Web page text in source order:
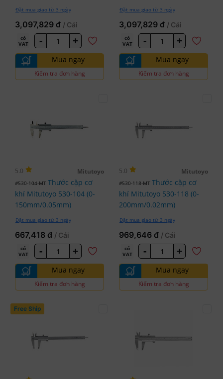
x0.01mm)
Đặt mua giao từ 3 ngày
3,097,829 đ / Cái
có
VAT
- +
Mua ngay
Kiểm tra đơn hàng
Đặt mua giao từ 3 ngày
3,097,829 đ / Cái
có
VAT
- +
Mua ngay
Kiểm tra đơn hàng
5.0 Mitutoyo
#530-104-MT Thước cặp cơ
khí Mitutoyo 530-104 (0-
150mm/0.05mm)
Đặt mua giao từ 3 ngày
667,418 đ / Cái
có
VAT
- +
Mua ngay
Kiểm tra đơn hàng
5.0 Mitutoyo
#530-118-MT Thước cặp cơ
khí Mitutoyo 530-118 (0-
200mm/0.02mm)
Đặt mua giao từ 3 ngày
969,646 đ / Cái
có
VAT
- +
Mua ngay
Kiểm tra đơn hàng
Free Ship